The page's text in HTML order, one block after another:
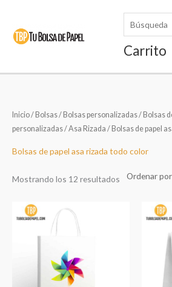
contenido
Carrito
Inicio/ Bolsas/ Bolsas personalizadas/ Bolsas
personalizadas/Asa Rizada / Bolsas de papel
Bolsas de papel asa rizada todo color
Mostrando los 12 resultados Ordenado